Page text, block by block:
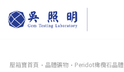
壓箱寶首頁 晶體礦物 Peridot橄欖石晶體